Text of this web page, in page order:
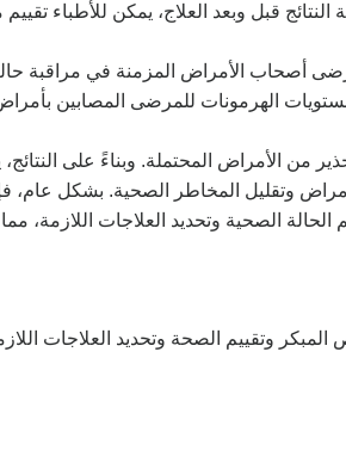
قبل وبعد العلاج، يمكن للأطباء تقييم
أصحاب الأمراض المزمنة في مراقبة
الهرمونات للمرضى المصابين بأمراض
من الأمراض المحتملة. وبناءً على النتائج،
وتقليل المخاطر الصحية. بشكل عام،
الصحية وتحديد العلاجات اللازمة،
وتقييم الصحة وتحديد العلاجات